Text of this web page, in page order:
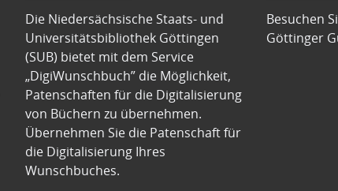
Die Niedersächsische Staats- und
Universitätsbibliothek Göttingen
(SUB) bietet mit dem Service
„DigiWunschbuch” die Möglichkeit,
Patenschaften für die Digitalisierung
von Büchern zu übernehmen.
Übernehmen Sie die Patenschaft für
die Digitalisierung Ihres
Wunschbuches.
Besuchen
Göttinger